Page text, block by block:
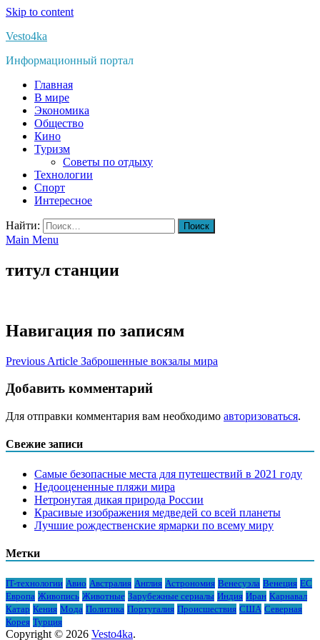
Skip to content
Vesto4ka
Информационный портал
Главная
В мире
Экономика
Общество
Кино
Туризм
Советы по отдыху
Технологии
Спорт
Интересное
Найти:
Main Menu
титул станции
Навигация по записям
Previous Article Заброшенные вокзалы мира
Добавить комментарий
Для отправки комментария вам необходимо авторизоваться.
Свежие записи
Самые безопасные места для путешествий в 2021 году
Недооцененные пляжи мира
Нетронутая дикая природа России
Красивые изображения медведей со всей планеты
Лучшие рождественские ярмарки по всему миру
Метки
IT-технологии Авио Австралия Англия Астрономия Венесуэла Венеция ЕС
Европа Живопись Животные Зарубежные сериалы Индия Иран Карнавал
Катар Кения Мода Политика Португалия Происшествия США Северная
Корея Турция
Copyright © 2026 Vesto4ka.